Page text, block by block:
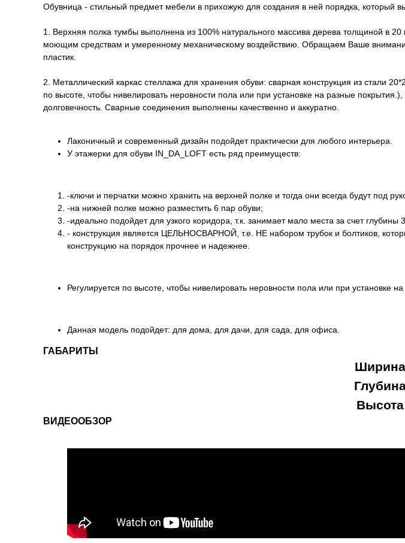
Обувница - стильный предмет мебели в прихожую для создания в ней порядка, который
1. Верхняя полка тумбы выполнена из 100% натурального массива дерева толщиной в
моющим средствам и умеренному механическому воздействию. Обращаем Ваше
пластик.
2. Металлический каркас стеллажа для хранения обуви: сварная конструкция из стали
по высоте, чтобы нивелировать неровности пола или при установке на разные
долговечность. Сварные соединения выполнены качественно и аккуратно.
Лаконичный и современный дизайн подойдет практически для любого интерьера.
У этажерки для обуви IN_DA_LOFT есть ряд преимуществ:
-ключи и перчатки можно хранить на верхней полке и тогда они всегда будут под
-на нижней полке можно разместить 6 пар обуви;
-идеально подойдет для узкого коридора, т.к. занимает мало места за счет глубины
- конструкция является ЦЕЛЬНОСВАРНОЙ, т.е. НЕ набором трубок и болтиков,
конструкцию на порядок прочнее и надежнее.
Регулируется по высоте, чтобы нивелировать неровности пола или при установке
Данная модель подойдет: для дома, для дачи, для сада, для офиса.
ГАБАРИТЫ
ВИДЕООБЗОР